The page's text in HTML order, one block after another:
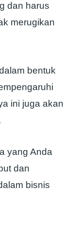
dan harus
merugikan
bentuk
ini juga akan
yang Anda
dan
bisnis